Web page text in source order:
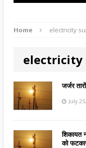
Home electricity
electricity
जर्जर
July
शिकायत
को